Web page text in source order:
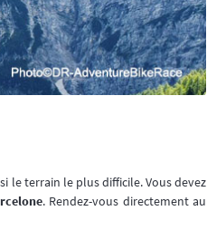
le terrain le plus difficile. Vous devez
. Rendez-vous directement au